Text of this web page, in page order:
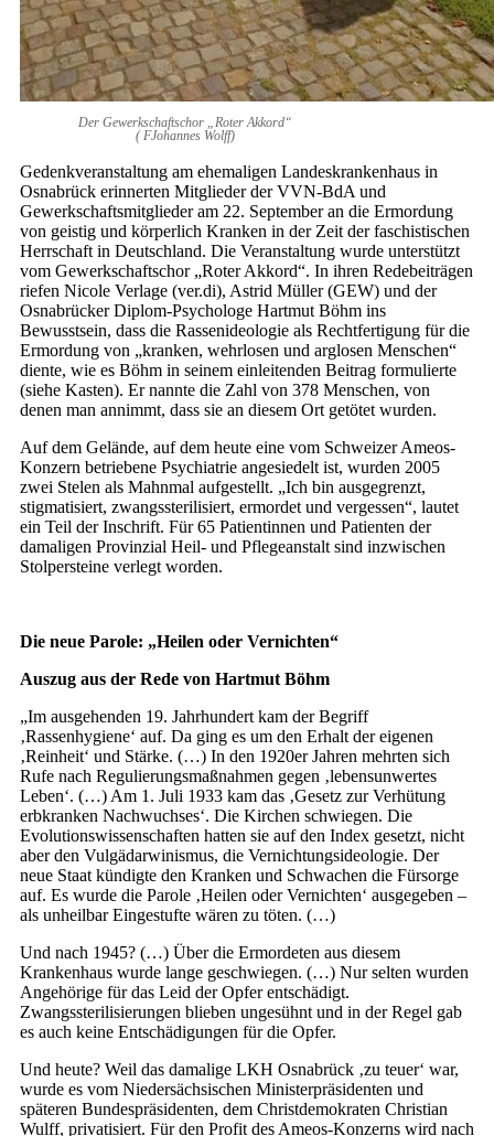
Der Gewerkschaftschor „Roter Akkord“
( FJohannes Wolff)
Gedenkveranstaltung am ehemaligen Landeskrankenhaus in
Osnabrück erinnerten Mitglieder der VVN-BdA und
Gewerkschaftsmitglieder am 22. September an die Ermordung
von geistig und körperlich Kranken in der Zeit der faschistischen
Herrschaft in Deutschland. Die Veranstaltung wurde unterstützt
vom Gewerkschaftschor „Roter Akkord“. In ihren Redebeiträgen
riefen Nicole Verlage (ver.di), Astrid Müller (GEW) und der
Osnabrücker Diplom-Psychologe Hartmut Böhm ins
Bewusstsein, dass die Rassenideologie als Rechtfertigung für die
Ermordung von „kranken, wehrlosen und arglosen Menschen“
diente, wie es Böhm in seinem einleitenden Beitrag formulierte
(siehe Kasten). Er nannte die Zahl von 378 Menschen, von
denen man annimmt, dass sie an diesem Ort getötet wurden.
Auf dem Gelände, auf dem heute eine vom Schweizer Ameos-
Konzern betriebene Psychiatrie angesiedelt ist, wurden 2005
zwei Stelen als Mahnmal aufgestellt. „Ich bin ausgegrenzt,
stigmatisiert, zwangssterilisiert, ermordet und vergessen“, lautet
ein Teil der Inschrift. Für 65 Patientinnen und Patienten der
damaligen Provinzial Heil- und Pflegeanstalt sind inzwischen
Stolpersteine verlegt worden.
Die neue Parole: „Heilen oder Vernichten“
Auszug aus der Rede von Hartmut Böhm
„Im ausgehenden 19. Jahrhundert kam der Begriff
‚Rassenhygiene‘ auf. Da ging es um den Erhalt der eigenen
‚Reinheit‘ und Stärke. (…) In den 1920er Jahren mehrten sich
Rufe nach Regulierungsmaßnahmen gegen ‚lebensunwertes
Leben‘. (…) Am 1. Juli 1933 kam das ‚Gesetz zur Verhütung
erbkranken Nachwuchses‘. Die Kirchen schwiegen. Die
Evolutionswissenschaften hatten sie auf den Index gesetzt, nicht
aber den Vulgädarwinismus, die Vernichtungsideologie. Der
neue Staat kündigte den Kranken und Schwachen die Fürsorge
auf. Es wurde die Parole ‚Heilen oder Vernichten‘ ausgegeben –
als unheilbar Eingestufte wären zu töten. (…)
Und nach 1945? (…) Über die Ermordeten aus diesem
Krankenhaus wurde lange geschwiegen. (…) Nur selten wurden
Angehörige für das Leid der Opfer entschädigt.
Zwangssterilisierungen blieben ungesühnt und in der Regel gab
es auch keine Entschädigungen für die Opfer.
Und heute? Weil das damalige LKH Osnabrück ‚zu teuer‘ war,
wurde es vom Niedersächsischen Ministerpräsidenten und
späteren Bundespräsidenten, dem Christdemokraten Christian
Wulff, privatisiert. Für den Profit des Ameos-Konzerns wird nach